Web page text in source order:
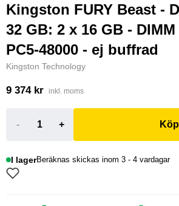
Kingston FURY Beast -
32 GB: 2 x 16 GB -
PC5-48000 - ej buffrad
Kingston Technology
9 374 kr inkl. moms
- + Köp
I lagerBeräknas skickas inom 3 - 4 vardagar